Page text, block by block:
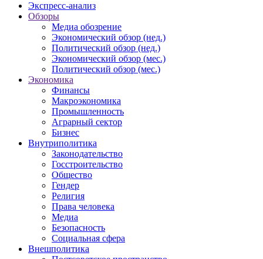
Экспресс-анализ
Обзоры
Медиа обозрение
Экономический обзор (нед.)
Политический обзор (нед.)
Экономический обзор (мес.)
Политический обзор (мес.)
Экономика
Финансы
Макроэкономика
Промышленность
Аграрный сектор
Бизнес
Внутриполитика
Законодательство
Госстроительство
Общество
Гендер
Религия
Права человека
Медиа
Безопасность
Социальная сфера
Внешполитика